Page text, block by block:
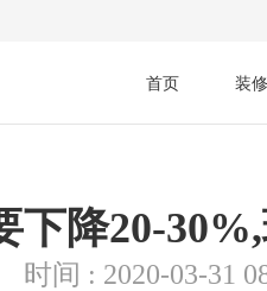
首页 装
下降20-
时间 : 2020-03-31